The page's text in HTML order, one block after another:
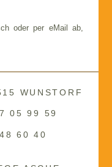
oder per eMail ab,
WUNSTORF
05 99 59
60 40